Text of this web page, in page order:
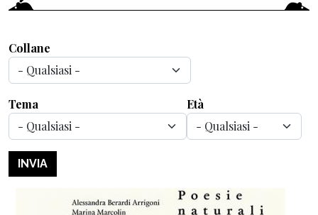
Collane
Tema Età
INVIA